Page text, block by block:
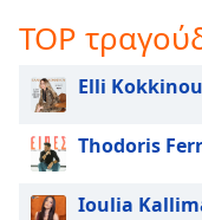
off,
selected
Audio
Picture-
Picture
TOP
Elli Kokkinou
Thodoris
Ioulia